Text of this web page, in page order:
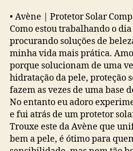
• Avène | Protetor Solar
Como estou trabalhando o
procurando soluções de
minha vida mais prática. Amo
porque solucionam de uma
hidratação da pele, proteção
fazem as vezes de uma base
No entanto eu adoro
e fui atrás de um protetor
Trouxe este da Avène que
bem a pele, é ótimo para